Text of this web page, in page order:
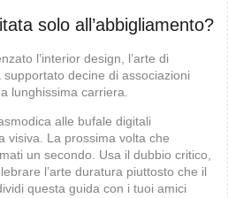
solo all’abbigliamento?
l’interior design, l’arte di
decine di associazioni
lunghissima carriera.
alle bufale digitali
visiva. La prossima volta che
un secondo. Usa il dubbio critico,
l’arte duratura piuttosto che il
questa guida con i tuoi amici